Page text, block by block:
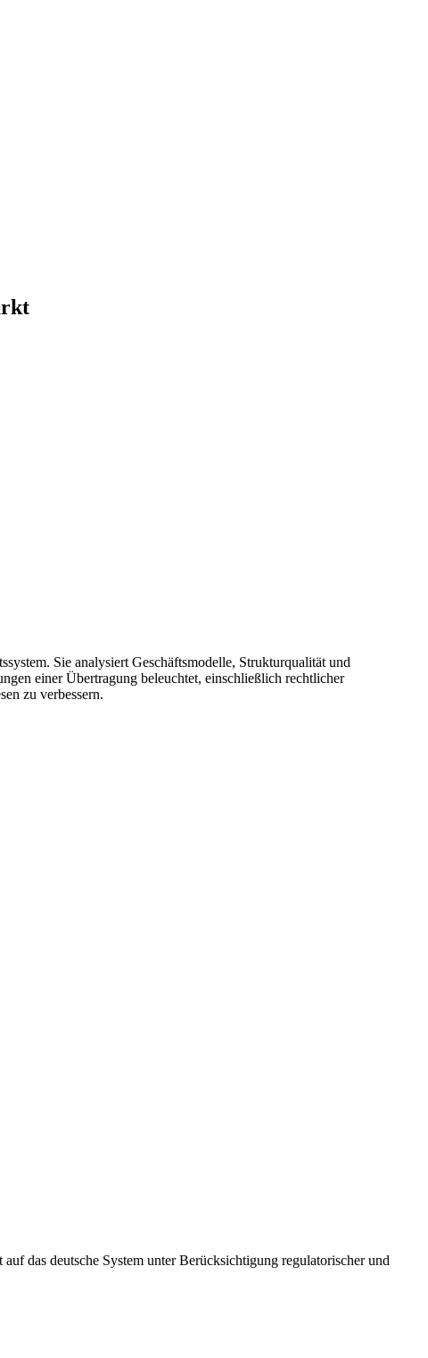
Sie analysiert Geschäftsmodelle, Strukturqualität und
einer Übertragung beleuchtet, einschließlich rechtlicher
zu verbessern.
das deutsche System unter Berücksichtigung regulatorischer und